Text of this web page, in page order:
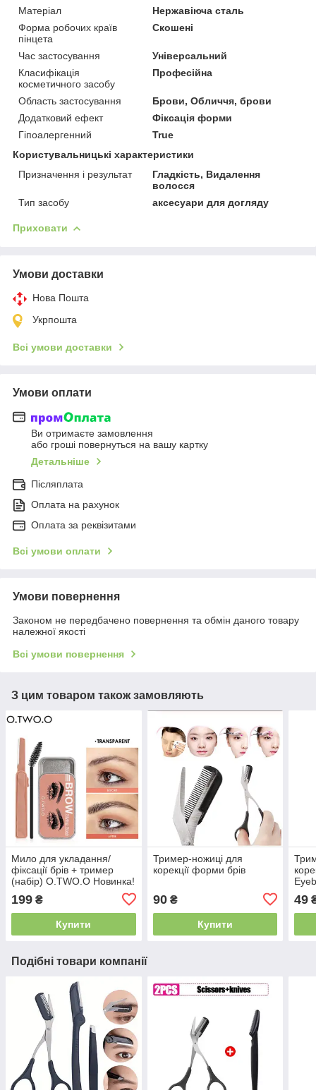
Матеріал
Нержавіюча сталь
Форма робочих країв
пінцета
Скошені
Час застосування
Універсальний
Класифікація
косметичного засобу
Професійна
Область застосування
Брови, Обличчя, брови
Додатковий ефект
Фіксація форми
Гіпоалергенний
True
Користувальницькі характеристики
Призначення і результат
Гладкість, Видалення
волосся
Тип засобу
аксесуари для догляду
Приховати
Умови доставки
Нова Пошта
Укрпошта
Всі умови доставки
Умови оплати
Ви отримаєте замовлення
або гроші повернуться на вашу картку
Детальніше
Післяплата
Оплата на рахунок
Оплата за реквізитами
Всі умови оплати
Умови повернення
Законом не передбачено повернення та обмін даного товару
належної якості
Всі умови повернення
З цим товаром також замовляють
Мило для укладання/
фіксації брів + тример
(набір) O.TWO.O Новинка!
199 ₴
Купити
Тример-ножиці для
корекції форми брів
90₴
Купити
49
Подібні товари компанії